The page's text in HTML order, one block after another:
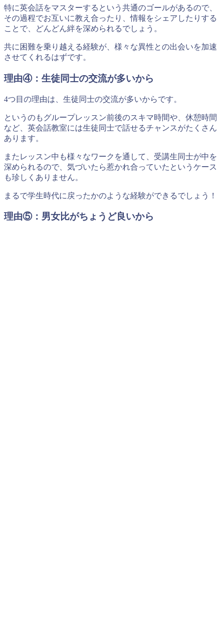
特に英会話をマスターするという共通のゴールがあるので、
その過程でお互いに教え合ったり、情報をシェアしたりする
ことで、どんどん絆を深められるでしょう。
共に困難を乗り越える経験が、様々な異性との出会いを加速
させてくれるはずです。
理由④：生徒同士の交流が多いから
4つ目の理由は、生徒同士の交流が多いからです。
というのもグループレッスン前後のスキマ時間や、休憩時間
など、英会話教室には生徒同士で話せるチャンスがたくさん
あります。
またレッスン中も様々なワークを通して、受講生同士が中を
深められるので、気づいたら惹かれ合っていたというケース
も珍しくありません。
まるで学生時代に戻ったかのような経験ができるでしょう！
理由⑤：男女比がちょうど良いから